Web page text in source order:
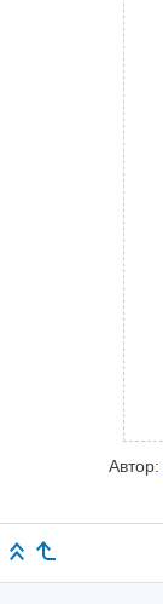
Автор: